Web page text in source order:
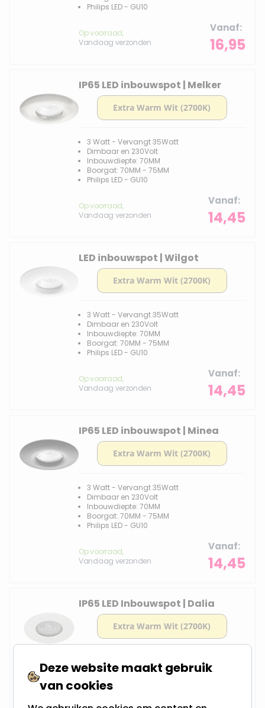
Philips LED - GU10
Op voorraad,
Vandaag verzonden
Vanaf
16,95
IP65 LED inbouwspot | Melker
3 Watt - Vervangt 35Watt
Dimbaar en 230Volt
Inbouwdiepte: 70MM
Boorgat: 70MM - 75MM
Philips LED - GU10
Op voorraad,
Vandaag verzonden
Vanaf
14,45
LED inbouwspot | Wilgot
3 Watt - Vervangt 35Watt
Dimbaar en 230Volt
Inbouwdiepte: 70MM
Boorgat: 70MM - 75MM
Philips LED - GU10
Op voorraad,
Vandaag verzonden
Vanaf
14,45
IP65 LED inbouwspot | Minea
3 Watt - Vervangt 35Watt
Dimbaar en 230Volt
Inbouwdiepte: 70MM
Boorgat: 70MM - 75MM
Philips LED - GU10
Op voorraad,
Vandaag verzonden
Vanaf
14,45
IP65 LED Inbouwspot | Dalia
3 Watt - Vervangt 35Watt
Dimbaar en 230Volt
Inbouwdiepte: 85MM
Boorgat: 70MM - 78MM
Deze website maakt gebruik
van cookies